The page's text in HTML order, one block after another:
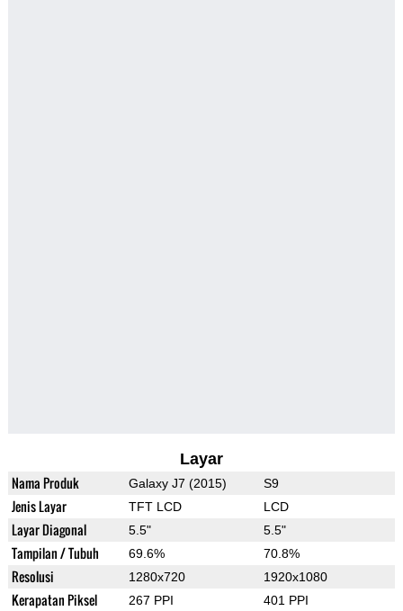
Layar
Nama Produk Galaxy J7 (2015) S9
Jenis Layar TFT LCD LCD
Layar Diagonal 5.5" 5.5"
Tampilan / Tubuh 69.6% 70.8%
Resolusi 1280x720 1920x1080
Kerapatan Piksel 267 PPI 401 PPI